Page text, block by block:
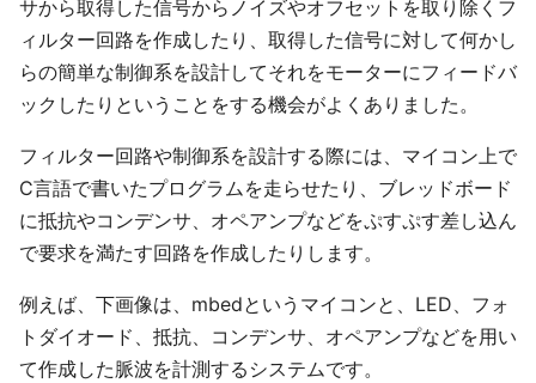
サから取得した信号からノイズやオフセットを取り除くフ
ィルター回路を作成したり、取得した信号に対して何かし
らの簡単な制御系を設計してそれをモーターにフィードバ
ックしたりということをする機会がよくありました。
フィルター回路や制御系を設計する際には、マイコン上で
C言語で書いたプログラムを走らせたり、ブレッドボード
に抵抗やコンデンサ、オペアンプなどをぷすぷす差し込ん
で要求を満たす回路を作成したりします。
例えば、下画像は、mbedというマイコンと、LED、フォ
トダイオード、抵抗、コンデンサ、オペアンプなどを用い
て作成した脈波を計測するシステムです。